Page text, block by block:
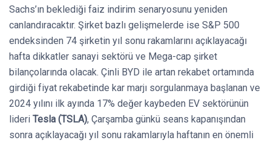
Sachs’ın beklediği faiz indirim senaryosunu yeniden
canlandıracaktır. Şirket bazlı gelişmelerde ise S&P 500
endeksinden 74 şirketin yıl sonu rakamlarını açıklayacağı
hafta dikkatler sanayi sektörü ve Mega-cap şirket
bilançolarında olacak. Çinli BYD ile artan rekabet ortamında
girdiği fiyat rekabetinde kar marjı sorgulanmaya başlanan ve
2024 yılını ilk ayında 17% değer kaybeden EV sektörünün
lideri Tesla (TSLA), Çarşamba günkü seans kapanışından
sonra açıklayacağı yıl sonu rakamlarıyla haftanın en önemli